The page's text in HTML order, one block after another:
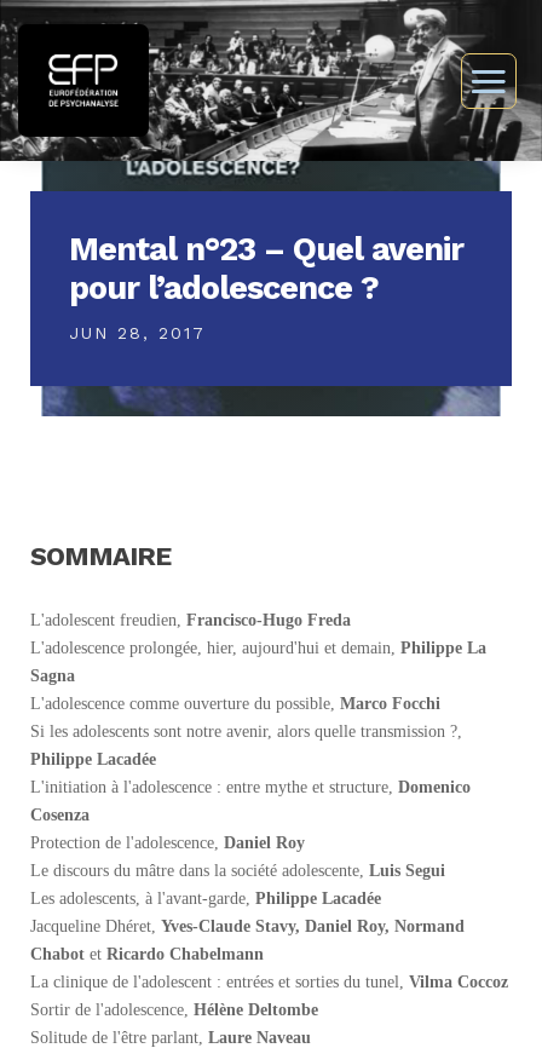
Mental n°23 – Quel avenir
pour l’adolescence ?
JUN 28, 2017
SOMMAIRE
L'adolescent freudien, Francisco-Hugo Freda
L'adolescence prolongée, hier, aujourd'hui et demain, Philippe La
Sagna
L'adolescence comme ouverture du possible, Marco Focchi
Si les adolescents sont notre avenir, alors quelle transmission ?,
Philippe Lacadée
L'initiation à l'adolescence : entre mythe et structure, Domenico
Cosenza
Protection de l'adolescence, Daniel Roy
Le discours du mâtre dans la société adolescente, Luis Segui
Les adolescents, à l'avant-garde, Philippe Lacadée
Jacqueline Dhéret, Yves-Claude Stavy, Daniel Roy, Normand
Chabot et Ricardo Chabelmann
La clinique de l'adolescent : entrées et sorties du tunel, Vilma Coccoz
Sortir de l'adolescence, Hélène Deltombe
Solitude de l'être parlant, Laure Naveau